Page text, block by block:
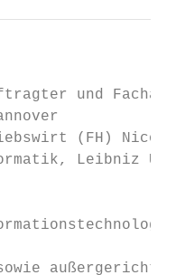
und
(FH) Nico
Leibniz